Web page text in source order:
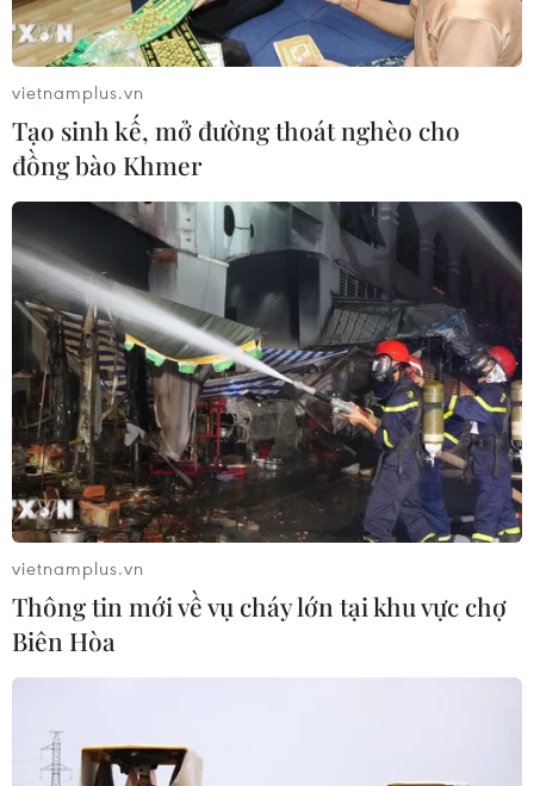
Bí quyết chọn serum vitamin C chuẩn cho
làn da rạng ngời
03/02/2022 08:44
Da nhạy cảm được chuyên gia khuyên nên lựa chọn
những sản phẩm vitamin C với nồng độ vừa phải từ 5%
và độ pH từ 5 đến 6 (độ pH tự nhiên của da) để tránh
các kích ứng không mong muốn.
vietnamplus.vn
Tạo sinh kế, mở đường thoát nghèo cho
đồng bào Khmer
vietnamplus.vn
Thông tin mới về vụ cháy lớn tại khu vực chợ
Biên Hòa